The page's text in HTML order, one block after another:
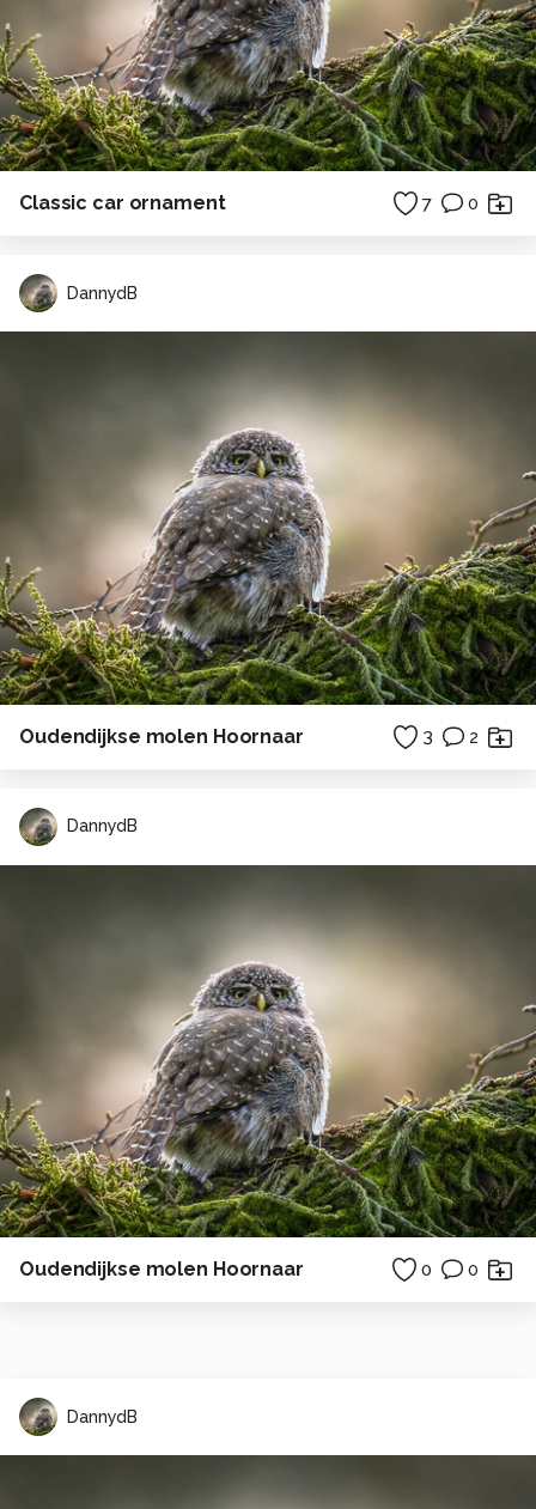
Classic car ornament 7 0
DannydB
Oudendijkse molen Hoornaar 3 2
DannydB
Oudendijkse molen Hoornaar 0 0
DannydB